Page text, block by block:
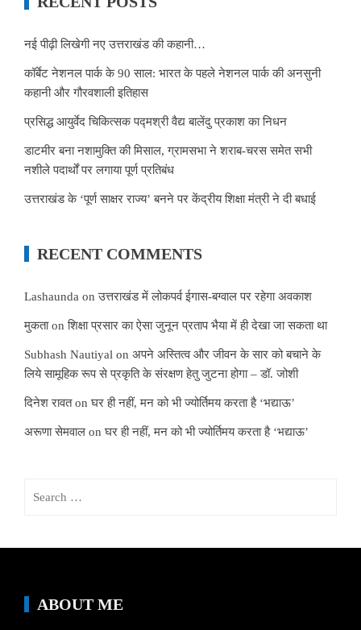
नई पीढ़ी लिखेगी नए उत्तराखंड की कहानी…
कॉर्बेट नेशनल पार्क के 90 साल: भारत के पहले नेशनल पार्क की अनसुनी
कहानी और गौरवशाली इतिहास
प्रसिद्ध आयुर्वेद चिकित्सक पद्मश्री वैद्य बालेंदु प्रकाश का निधन
डाटमीर बना नशामुक्ति की मिसाल, ग्रामसभा ने शराब-चरस समेत सभी
नशीले पदार्थों पर लगाया पूर्ण प्रतिबंध
उत्तराखंड के ‘पूर्ण साक्षर राज्य’ बनने पर केंद्रीय शिक्षा मंत्री ने दी बधाई
RECENT COMMENTS
Lashaunda onउत्तराखंड में लोकपर्व ईगास-बग्वाल पर रहेगा अवकाश
मुकताonशिक्षा प्रसार का ऐसा जुनून प्रताप भैया में ही देखा जा सकता था
Subhash Nautiyal on अपने अस्तित्व और जीवन के सार को बचाने के
लिये सामूहिक रूप से प्रकृति के संरक्षण हेतु जुटना होगा – डॉ. जोशी
दिनेश रावतonघर ही नहीं, मन को भी ज्योर्तिमय करता है ‘भद्याऊ’
अरूणा सेमवाल onघर ही नहीं, मन को भी ज्योर्तिमय करता है ‘भद्याऊ’
ABOUT ME